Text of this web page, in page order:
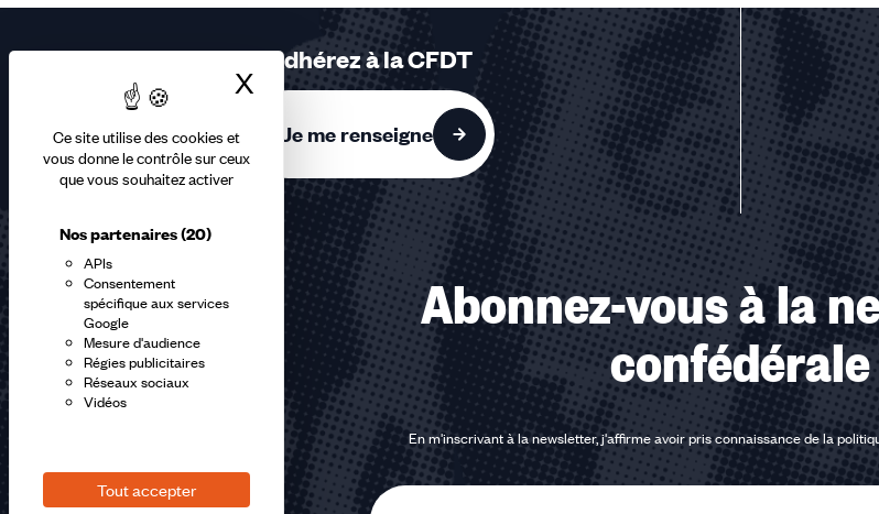
Ce site utilise des cookies et
vous donne le contrôle sur ceux
que vous souhaitez activer
Nos partenaires(20)
APIs
Consentement
spécifique aux services
Google
Mesure d'audience
Régies publicitaires
Réseaux sociaux
Vidéos
Tout accepter
X Masquer le bandeau des cookies
accessibles
Adhérez à la CFDT
Je me renseigne
Abonnez-vous à la
confédérale
En m'inscrivant à la newsletter, j'affirme avoir pris connaissance de la